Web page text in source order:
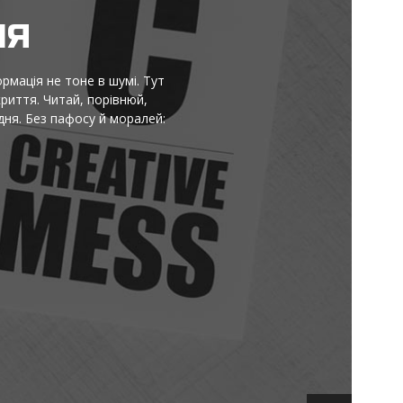
не тоне в шумі. Тут
Читай, порівнюй,
Без пафосу й моралей: